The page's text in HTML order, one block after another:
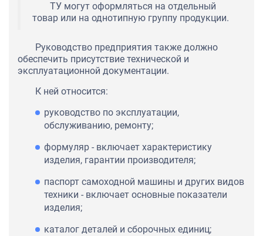
ТУ могут оформляться на отдельный
товар или на однотипную группу продукции.
Руководство предприятия также должно
обеспечить присутствие технической и
эксплуатационной документации.
К ней относится:
руководство по эксплуатации,
обслуживанию, ремонту;
формуляр - включает характеристику
изделия, гарантии производителя;
паспорт самоходной машины и других видов
техники - включает основные показатели
изделия;
каталог деталей и сборочных единиц;